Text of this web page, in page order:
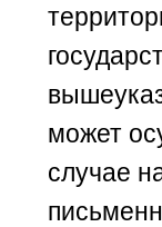
может
случае